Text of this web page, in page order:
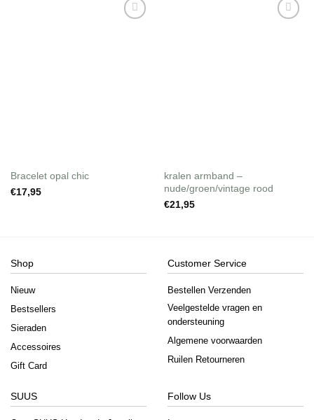
Bracelet opal chic
€17,95
kralen armband –
nude/groen/vintage rood
€21,95
Shop
Nieuw
Bestsellers
Sieraden
Accessoires
Gift Card
Customer Service
Bestellen Verzenden
Veelgestelde vragen en
ondersteuning
Algemene voorwaarden
Ruilen Retourneren
SUUS Follow Us